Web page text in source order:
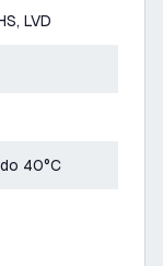
LVD
40°C